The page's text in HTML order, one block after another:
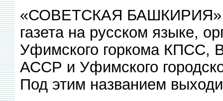
«СОВЕТСКАЯ БАШКИРИЯ»,
газета на русском языке,
Уфимского горкома КПСС,
АССР и Уфимского
Под этим названием